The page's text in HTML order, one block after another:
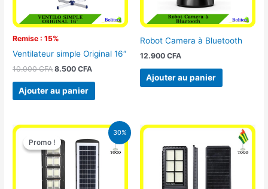
Remise : 15%
Ventilateur simple Original 16″
10.000CFA 8.500CFA
Ajouter au panier
Robot Camera à Bluetooth
12.900 CFA
Ajouter au panier
30%
Promo !
Promo !
Le
prix
initial
était :
50.000 CFA.
Le
prix
actuel
est :
35.000 CFA.